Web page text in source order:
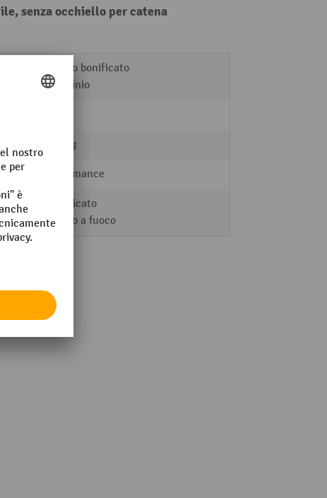
senza occhiello per catena
Acciaio bonificato
Alluminio
15,6 kg
Performance
stratificato
zincato a fuoco